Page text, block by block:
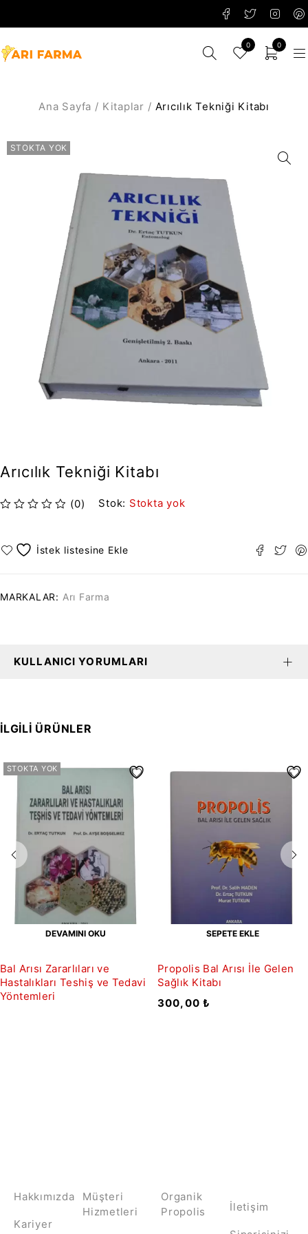
0 0
Ana Sayfa / Kitaplar / Arıcılık Tekniği Kitabı
STOKTA YOK
Arıcılık Tekniği Kitabı
(0) Stok: Stokta yok
MARKALAR: Arı Farma
KULLANICI YORUMLARI
İLGILI ÜRÜNLER
STOKTA YOK
DEVAMINI OKU
Bal Arısı Zararlıları ve
Hastalıkları Teshiş ve Tedavi
Yöntemleri
SEPETE EKLE
Propolis Bal Arısı İle Gelen
Sağlık Kitabı
300,00 ₺
Müşteri
Hizmetleri
Organik
Propolis
Hakkımızda
Kariyer
İletişim